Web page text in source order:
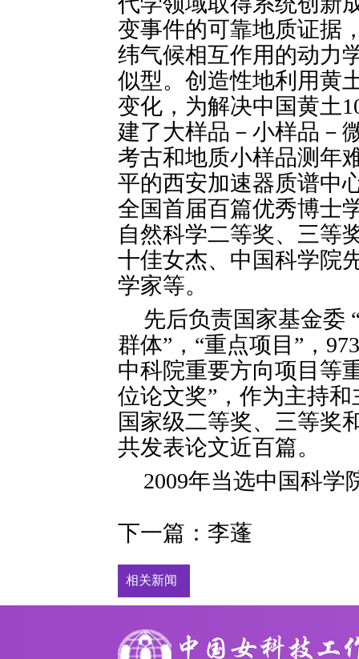
变事件的可靠地质证据
纬气候相互作用的动力
似型。创造性地利用黄
变化，为解决中国黄土
建了大样品－小样品－
考古和地质小样品测年
平的西安加速器质谱中
全国首届百篇优秀博士
自然科学二等奖、三等
十佳女杰、中国科学院
学家等。
先后负责国家基金委
群体”，“重点项目”，
中科院重要方向项目等
位论文奖”，作为主持
国家级二等奖、三等奖
共发表论文近百篇。
2009年当选中国科学
下一篇： 李蓬
相关新闻